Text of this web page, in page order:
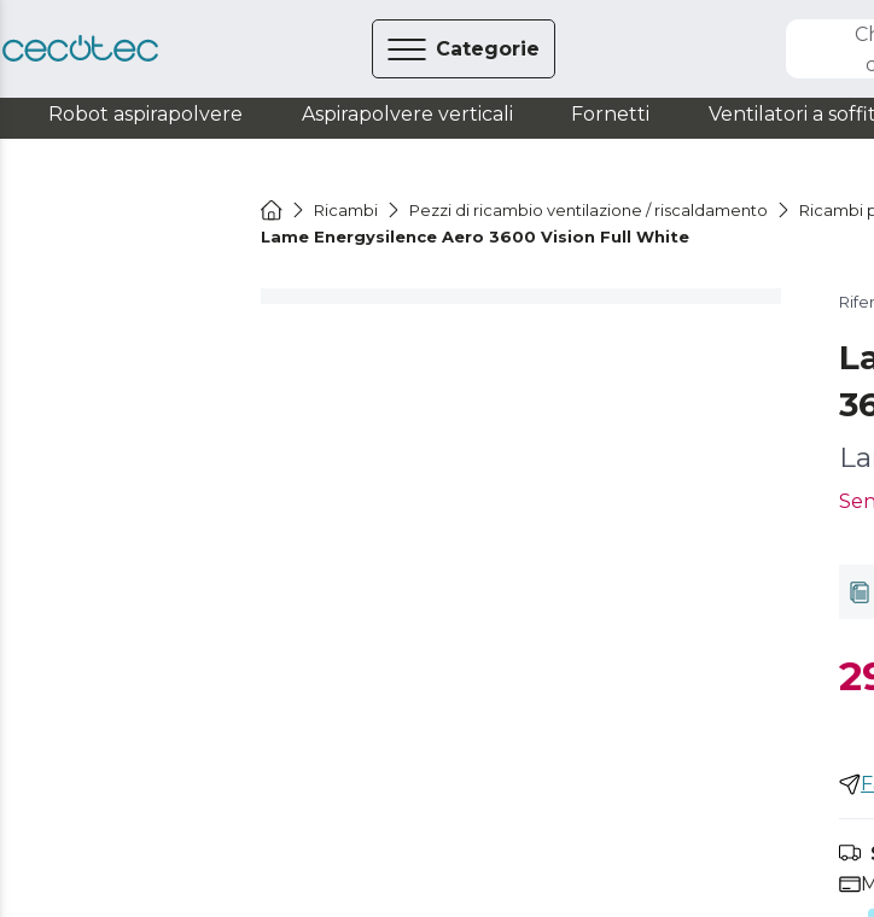
Categorie
Robot aspirapolvere Aspirapolvere verticali Fornetti Ventilatori a
Ricambi Pezzi di ricambio ventilazione / riscaldamento
Ricambi
Lame Energysilence Aero 3600 Vision Full White